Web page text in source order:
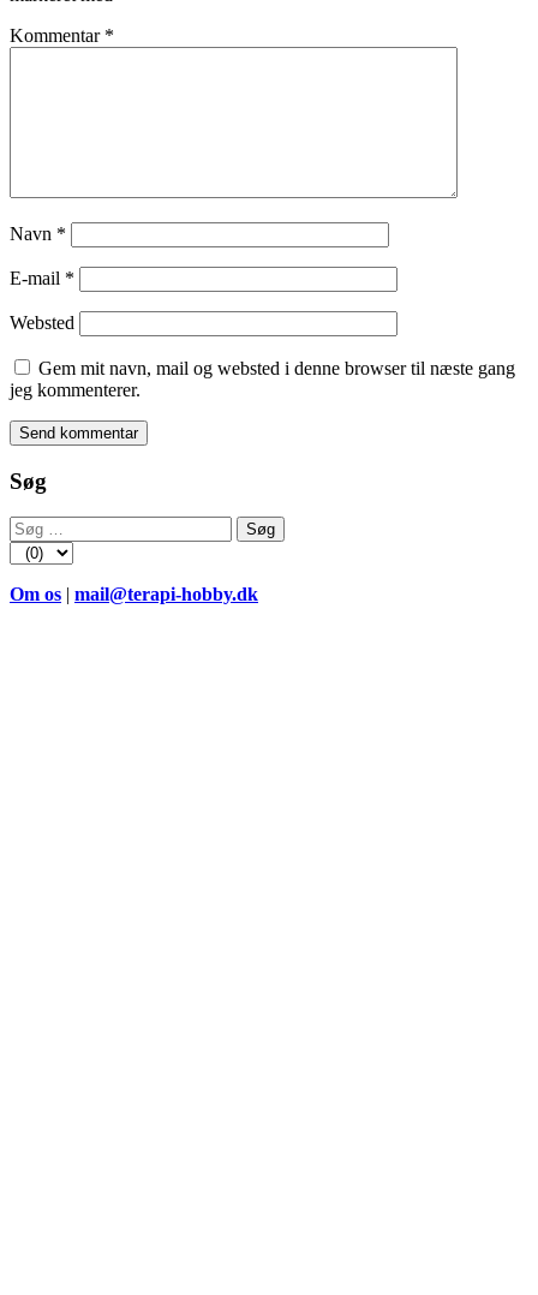
Kommentar *
Navn *
E-mail *
Websted
Gem mit navn, mail og websted i denne browser til næste gang
jeg kommenterer.
Søg
Søg
efter:
Om os | mail@terapi-hobby.dk